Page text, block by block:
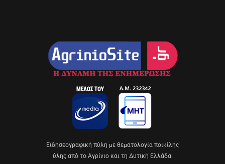
Eιδησεογραφική πύλη με θεματολογία ποικίλης
ύλης από το Αγρίνιο και τη Δυτική Ελλάδα.